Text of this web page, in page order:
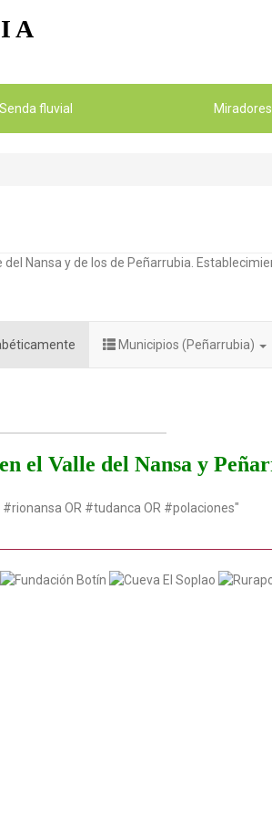
Senda fluvial Miradores
Nansa y de los de Peñarrubia.
Municipios (Peñarrubia)
el Valle del Nansa y
OR #tudanca OR #polaciones"